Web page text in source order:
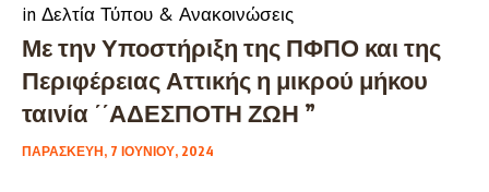
in Δελτία Τύπου & Ανακοινώσεις
Με την Υποστήριξη της ΠΦΠΟ και της
Περιφέρειας Αττικής η μικρού μήκου
ταινία ΄΄ΑΔΕΣΠΟΤΗ ΖΩΗ ”
ΠΑΡΑΣΚΕΥΉ, 7 ΙΟΥΝΊΟΥ, 2024